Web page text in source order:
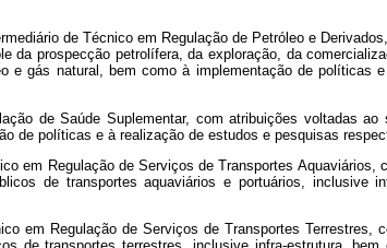
de Técnico em Regulação de Petróleo e
prospecção petrolífera, da exploração, da
gás natural, bem como à implementação de políticas
de Saúde Suplementar, com atribuições voltadas
de políticas e à realização de estudos e pesquisas
em Regulação de Serviços de Transportes Aquaviários,
de transportes aquaviários e portuários, inclusive
em Regulação de Serviços de Transportes Terrestres,